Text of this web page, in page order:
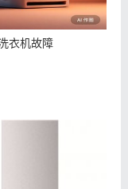
衣机故障